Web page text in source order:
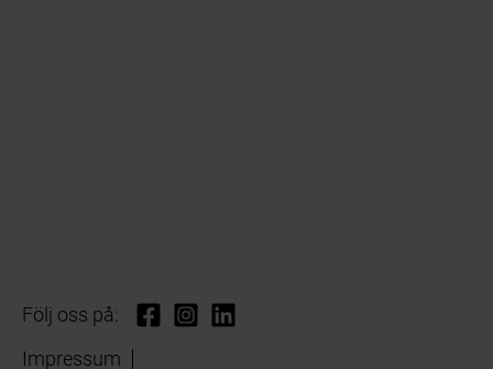
Följ oss på:
Impressum